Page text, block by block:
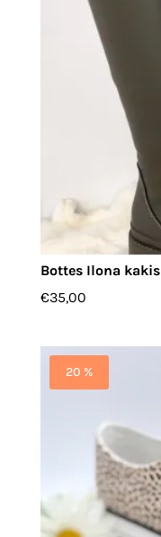
Bottes Ilona kakis
€35,00
20 %